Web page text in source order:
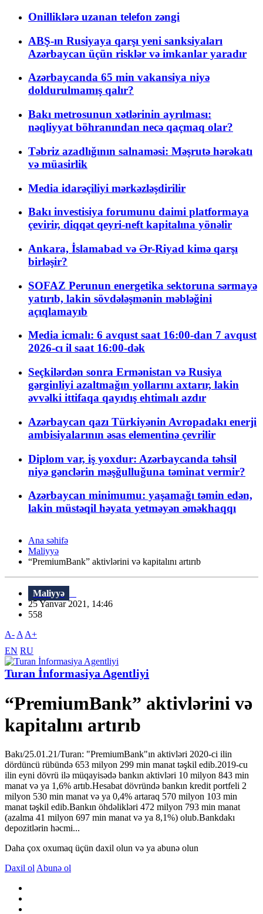
Onilliklərə uzanan telefon zəngi
ABŞ-ın Rusiyaya qarşı yeni sanksiyaları
Azərbaycan üçün risklər və imkanlar yaradır
Azərbaycanda 65 min vakansiya niyə
doldurulmamış qalır?
Bakı metrosunun xətlərinin ayrılması:
nəqliyyat böhranından necə qaçmaq olar?
Təbriz azadlığının salnaməsi: Məşrutə hərəkatı
və müasirlik
Media idarəçiliyi mərkəzləşdirilir
Bakı investisiya forumunu daimi platformaya
çevirir, diqqət qeyri-neft kapitalına yönəlir
Ankara, İslamabad və Ər-Riyad kimə qarşı
birləşir?
SOFAZ Perunun energetika sektoruna sərmayə
yatırıb, lakin sövdələşmənin məbləğini
açıqlamayıb
Media icmalı: 6 avqust saat 16:00-dan 7 avqust
2026-cı il saat 16:00-dək
Seçkilərdən sonra Ermənistan və Rusiya
gərginliyi azaltmağın yollarını axtarır, lakin
əvvəlki ittifaqa qayıdış ehtimalı azdır
Azərbaycan qazı Türkiyənin Avropadakı enerji
ambisiyalarının əsas elementinə çevrilir
Diplom var, iş yoxdur: Azərbaycanda təhsil
niyə gənclərin məşğulluğuna təminat vermir?
Azərbaycan minimumu: yaşamağı təmin edən,
lakin müstəqil həyata yetməyən əməkhaqqı
Ana səhifə
Maliyyə
“PremiumBank” aktivlərini və kapitalını artırıb
Maliyyə
25 Yanvar 2021, 14:46
558
A- A A+
EN RU
Turan İnformasiya Agentliyi
“PremiumBank” aktivlərini və
kapitalını artırıb
Bakı/25.01.21/Turan: "PremiumBank"ın aktivləri 2020-ci ilin
dördüncü rübündə 653 milyon 299 min manat təşkil edib.2019-cu
ilin eyni dövrü ilə müqayisədə bankın aktivləri 10 milyon 843 min
manat və ya 1,6% artıb.Hesabat dövründə bankın kredit portfeli 2
milyon 530 min manat və ya 0,4% artaraq 570 milyon 103 min
manat təşkil edib.Bankın öhdəlikləri 472 milyon 793 min manat
(azalma 41 milyon 697 min manat və ya 8,1%) olub.Bankdakı
depozitlərin həcmi...
Daha çox oxumaq üçün daxil olun və ya abunə olun
Daxil ol Abunə ol